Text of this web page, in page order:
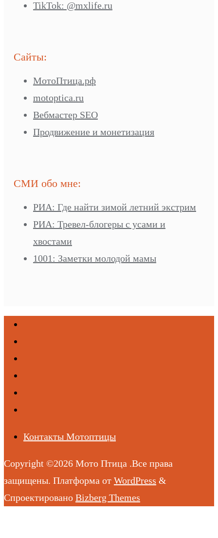
TikTok: @mxlife.ru
Сайты:
МотоПтица.рф
motoptica.ru
Вебмастер SEO
Продвижение и монетизация
СМИ обо мне:
РИА: Где найти зимой летний экстрим
РИА: Тревел-блогеры с усами и
хвостами
1001: Заметки молодой мамы
Контакты Мотоптицы
Copyright ©2026 Мото Птица .Все права
защищены. Платформа от WordPress &
Спроектировано Bizberg Themes